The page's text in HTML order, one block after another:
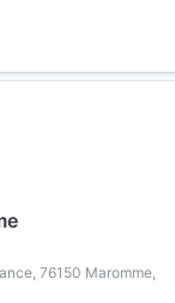
76150 Maromme,